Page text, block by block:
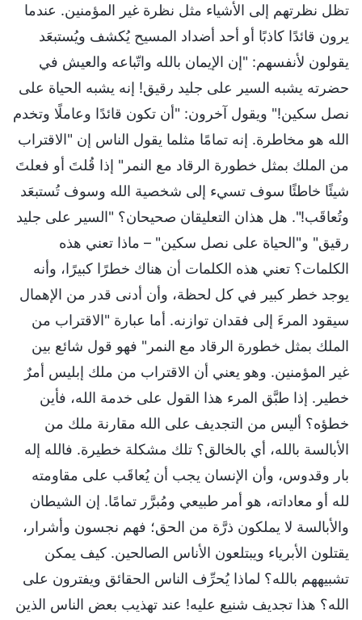
تظل نظرتهم إلى الأشياء مثل نظرة غير المؤمنين. عندما
يرون قائدًا كاذبًا أو أحد أضداد المسيح يُكشف ويُستبعَد
يقولون لأنفسهم: "إن الإيمان بالله واتّباعه والعيش في
حضرته يشبه السير على جليد رقيق! إنه يشبه الحياة على
نصل سكين!" ويقول آخرون: "أن تكون قائدًا وعاملًا وتخدم
الله هو مخاطرة. إنه تمامًا مثلما يقول الناس إن "الاقتراب
من الملك بمثل خطورة الرقاد مع النمر" إذا قُلتَ أو فعلتَ
شيئًا خاطئًا سوف تسيء إلى شخصية الله وسوف تُستبعَد
وتُعاقَب!". هل هذان التعليقان صحيحان؟ "السير على جليد
رقيق" و"الحياة على نصل سكين" – ماذا تعني هذه
الكلمات؟ تعني هذه الكلمات أن هناك خطرًا كبيرًا، وأنه
يوجد خطر كبير في كل لحظة، وأن أدنى قدر من الإهمال
سيقود المرءَ إلى فقدان توازنه. أما عبارة "الاقتراب من
الملك بمثل خطورة الرقاد مع النمر" فهو قول شائع بين
غير المؤمنين. وهو يعني أن الاقتراب من ملك إبليس أمرٌ
خطير. إذا طبَّق المرء هذا القول على خدمة الله، فأين
خطؤه؟ أليس من التجديف على الله مقارنة ملك من
الأبالسة بالله، أي بالخالق؟ تلك مشكلة خطيرة. فالله إله
بار وقدوس، وأن الإنسان يجب أن يُعاقَب على مقاومته
لله أو معاداته، هو أمر طبيعي ومُبرَّر تمامًا. إن الشيطان
والأبالسة لا يملكون ذرَّة من الحق؛ فهم نجسون وأشرار،
يقتلون الأبرياء ويبتلعون الأناس الصالحين. كيف يمكن
تشبيههم بالله؟ لماذا يُحرِّف الناس الحقائق ويفترون على
الله؟ هذا تجديف شنيع عليه! عند تهذيب بعض الناس الذين